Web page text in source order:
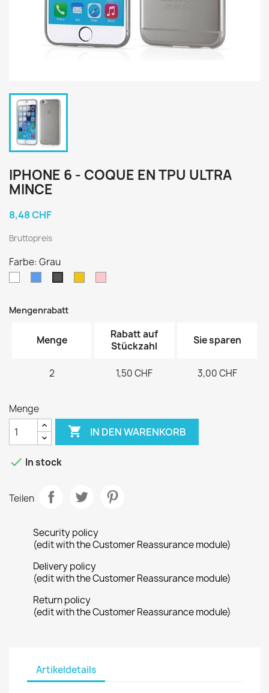
IPHONE 6 - COQUE EN TPU ULTRA
MINCE
8,48 CHF
Bruttopreis
Farbe: Grau
Mengenrabatt
Menge
Rabatt auf
Stückzahl
Sie sparen
2 1,50 CHF 3,00 CHF
Menge
 IN DEN WARENKORB
 In stock
Teilen
Security policy
(edit with the Customer Reassurance module)
Delivery policy
(edit with the Customer Reassurance module)
Return policy
(edit with the Customer Reassurance module)
Artikeldetails